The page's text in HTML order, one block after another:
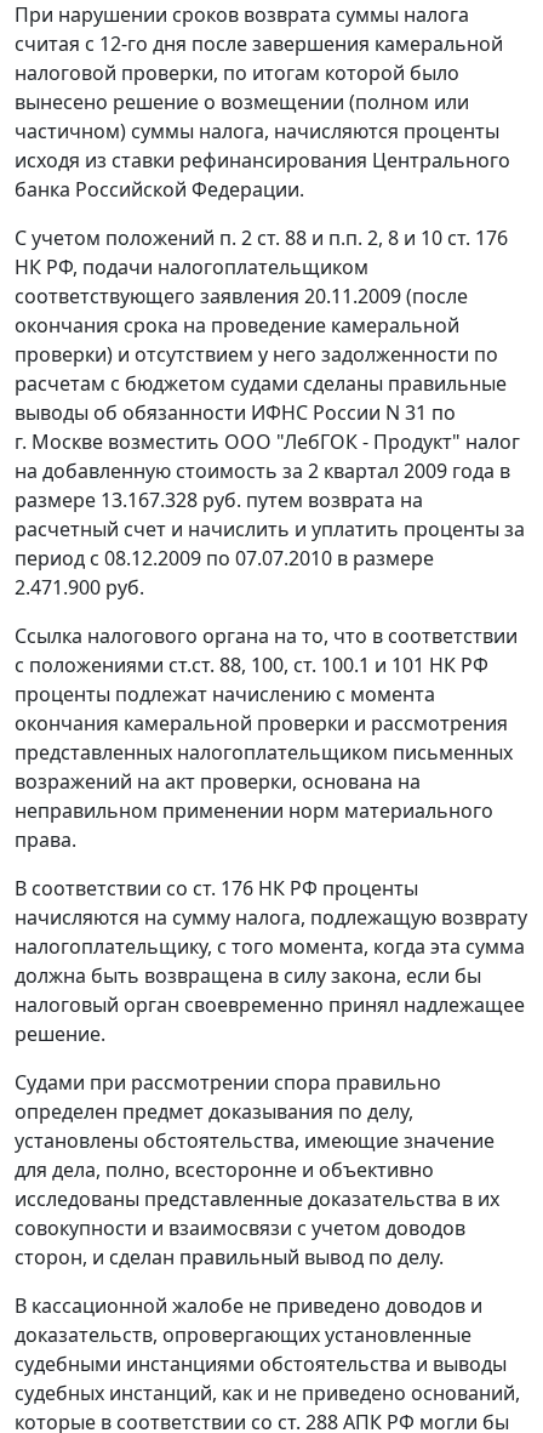
При нарушении сроков возврата суммы налога
считая с 12-го дня после завершения камеральной
налоговой проверки, по итогам которой было
вынесено решение о возмещении (полном или
частичном) суммы налога, начисляются проценты
исходя из ставки рефинансирования Центрального
банка Российской Федерации.
С учетом положений п. 2 ст. 88 и п.п. 2, 8 и 10 ст. 176
НК РФ, подачи налогоплательщиком
соответствующего заявления 20.11.2009 (после
окончания срока на проведение камеральной
проверки) и отсутствием у него задолженности по
расчетам с бюджетом судами сделаны правильные
выводы об обязанности ИФНС России N 31 по
г. Москве возместить ООО "ЛебГОК - Продукт" налог
на добавленную стоимость за 2 квартал 2009 года в
размере 13.167.328 руб. путем возврата на
расчетный счет и начислить и уплатить проценты за
период с 08.12.2009 по 07.07.2010 в размере
2.471.900 руб.
Ссылка налогового органа на то, что в соответствии
с положениями ст.ст. 88, 100, ст. 100.1 и 101 НК РФ
проценты подлежат начислению с момента
окончания камеральной проверки и рассмотрения
представленных налогоплательщиком письменных
возражений на акт проверки, основана на
неправильном применении норм материального
права.
В соответствии со ст. 176 НК РФ проценты
начисляются на сумму налога, подлежащую возврату
налогоплательщику, с того момента, когда эта сумма
должна быть возвращена в силу закона, если бы
налоговый орган своевременно принял надлежащее
решение.
Судами при рассмотрении спора правильно
определен предмет доказывания по делу,
установлены обстоятельства, имеющие значение
для дела, полно, всесторонне и объективно
исследованы представленные доказательства в их
совокупности и взаимосвязи с учетом доводов
сторон, и сделан правильный вывод по делу.
В кассационной жалобе не приведено доводов и
доказательств, опровергающих установленные
судебными инстанциями обстоятельства и выводы
судебных инстанций, как и не приведено оснований,
которые в соответствии со ст. 288АПК РФ могли бы